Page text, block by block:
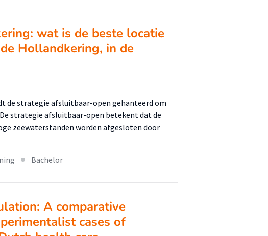
wat is de beste locatie
Hollandkering, in de
de strategie afsluitbaar-open gehanteerd om
strategie afsluitbaar-open betekent dat de
zeewaterstanden worden afgesloten door
Bachelor
A comparative
cases of